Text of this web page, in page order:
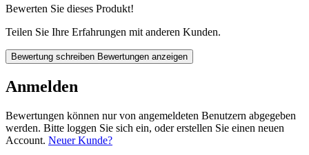
Bewerten Sie dieses Produkt!
Teilen Sie Ihre Erfahrungen mit anderen Kunden.
Bewertung schreiben Bewertungen anzeigen
Anmelden
Bewertungen können nur von angemeldeten Benutzern abgegeben
werden. Bitte loggen Sie sich ein, oder erstellen Sie einen neuen
Account. Neuer Kunde?